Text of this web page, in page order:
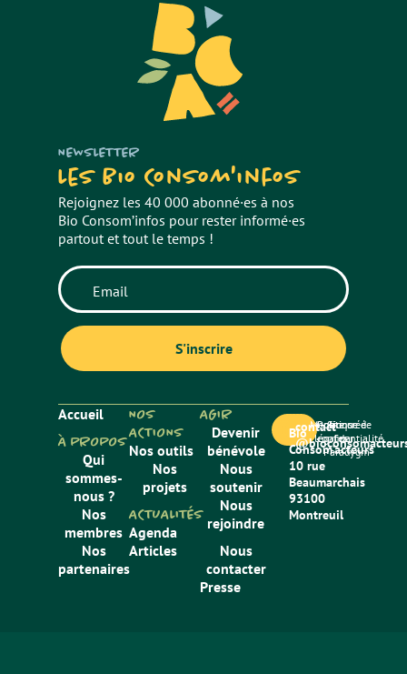
NEWSLETTER
Les Bio Consom'infos
Rejoignez les 40 000 abonné·es à nos
Bio Consom’infos pour rester informé·es
partout et tout le temps !
Accueil
À PROPOS
Qui
sommes-
nous ?
Nos
membres
Nos
partenaires
NOS
ACTIONS
Nos outils
Nos
projets
ACTUALITÉS
Agenda
Articles
AGIR
Devenir
bénévole
Nous
soutenir
Nous
rejoindre
Nous
contacter
Presse
Bio
Consom’acteurs
10 rue
Beaumarchais
93100
Montreuil
contact
Mentions
légales
Politique de
confidentialité
Site créé
par
Paradygm